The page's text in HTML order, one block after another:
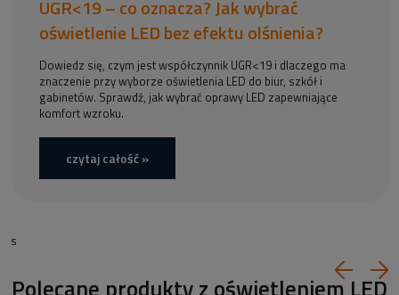
UGR<19 – co oznacza? Jak wybrać
oświetlenie LED bez efektu olśnienia?
Dowiedz się, czym jest współczynnik UGR<19 i dlaczego ma
znaczenie przy wyborze oświetlenia LED do biur, szkół i
gabinetów. Sprawdź, jak wybrać oprawy LED zapewniające
komfort wzroku.
czytaj całość »
s